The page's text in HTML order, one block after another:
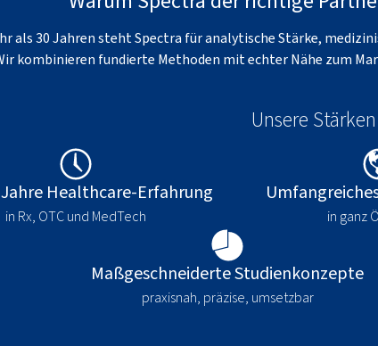
als 30 Jahren steht Spectra für analytische Stärke,
kombinieren fundierte Methoden mit echter Nähe zum
Unsere
Healthcare-Erfahrung
in Rx, OTC und MedTech in ganz
Maßgeschneiderte Studienkonzepte
praxisnah, präzise, umsetzbar